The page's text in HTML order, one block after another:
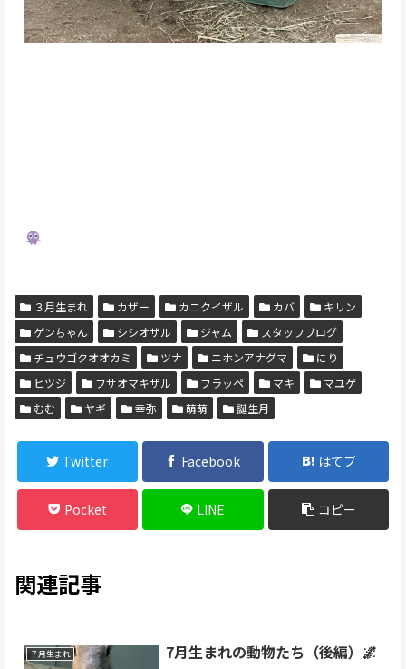
３月生まれ カザー カニクイザル カバ
キリン
ゲンちゃん
シシオザル ジャム
スタッフブログ
チュウゴクオオカミ
ツナ ニホンアナグマ
にり
ヒツジ
フサオマキザル フラッペ マキ
マユゲ
むむ
ヤギ 幸弥 萌萌 誕生月
Twitter Facebook はてブ
Pocket LINE コピー
関連記事
７月生まれ 7月生まれの動物たち（後編）🌌